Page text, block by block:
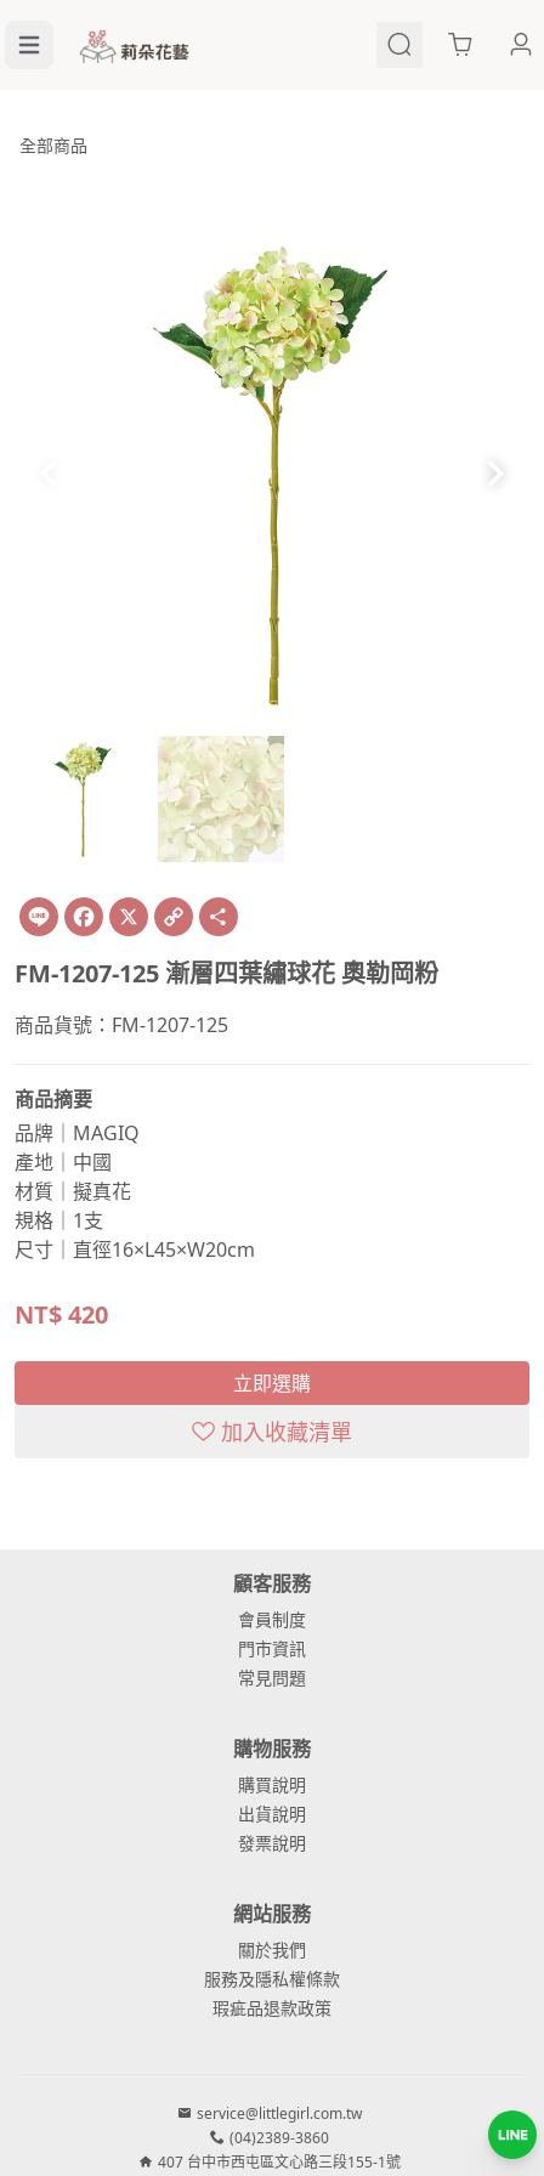
Cart
全部商品
Line Facebook
X Copy
Link
FM-1207-125 漸層四葉繡球花 奧勒岡粉
商品貨號：FM-1207-125
商品摘要
品牌｜MAGIQ
產地｜中國
材質｜擬真花
規格｜1支
尺寸｜直徑16×L45×W20cm
NT$420
立即選購
加入收藏清單
顧客服務
會員制度
門市資訊
常見問題
購物服務
購買說明
出貨說明
發票說明
網站服務
關於我們
服務及隱私權條款
瑕疵品退款政策
service@littlegirl.com.tw
(04)2389-3860
407 台中市西屯區文心路三段155-1號